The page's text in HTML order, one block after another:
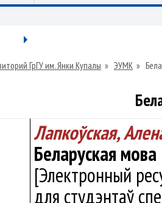
ГрГУ им. Янки Купалы » ЭУМК »
Лапкоўская,
Беларуская мова
[Электронный
для студэнтаў